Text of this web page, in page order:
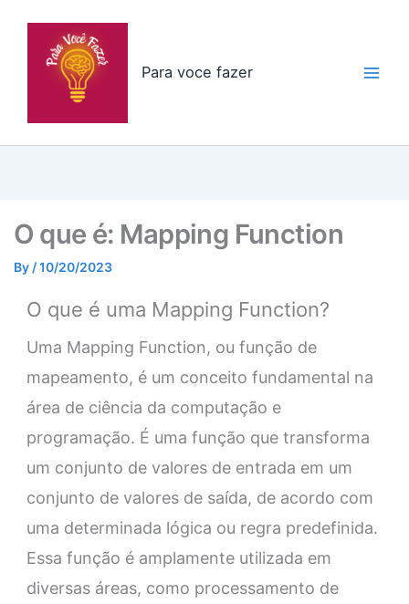
Para voce fazer
O que é: Mapping Function
By /10/20/2023
O que é uma Mapping Function?
Uma Mapping Function, ou função de
mapeamento, é um conceito fundamental na
área de ciência da computação e
programação. É uma função que transforma
um conjunto de valores de entrada em um
conjunto de valores de saída, de acordo com
uma determinada lógica ou regra predefinida.
Essa função é amplamente utilizada em
diversas áreas, como processamento de